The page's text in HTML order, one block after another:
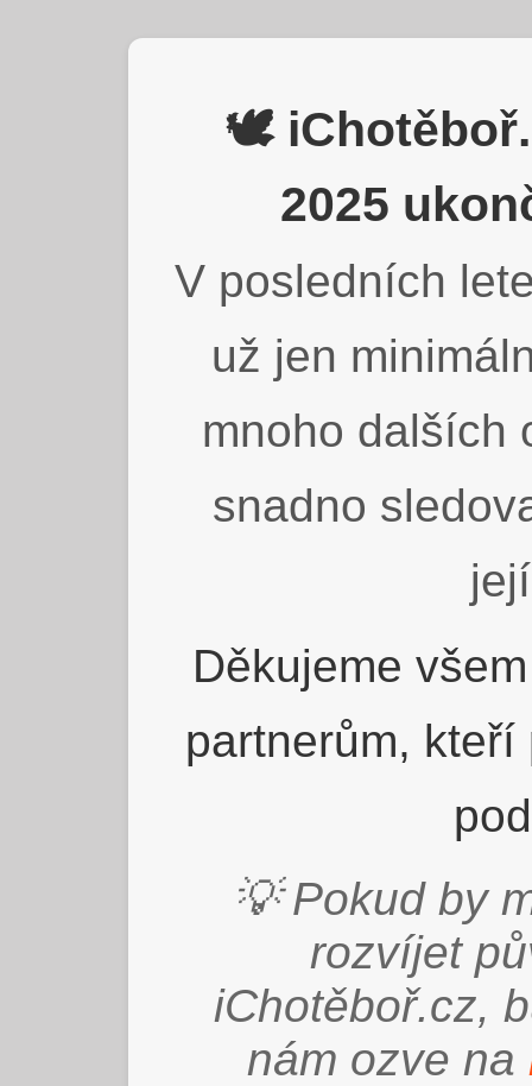
🕊️
2025
V posledních
už jen
mnoho dalších
snadno
Děkujeme
partnerům,
💡 Pokud by
rozvíjet
iChotěboř.cz,
nám ozve na